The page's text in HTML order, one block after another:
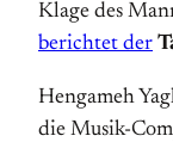
Klage des
berichtet der
Hengameh
die Musik-